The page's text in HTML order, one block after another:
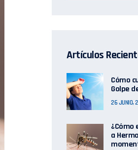
Artículos
Cómo
Golpe
26 JUNIO,
¿Cómo
a